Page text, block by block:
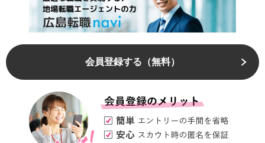
会員登録する（無料）